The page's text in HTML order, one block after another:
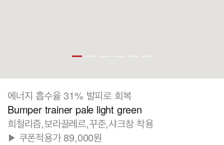
에너지 흡수율 31% 발피로 회복
Bumper trainer pale light green
희철리즘,보라끌레르,꾸준,샤크창 착용
▶ 쿠폰적용가 89,000원